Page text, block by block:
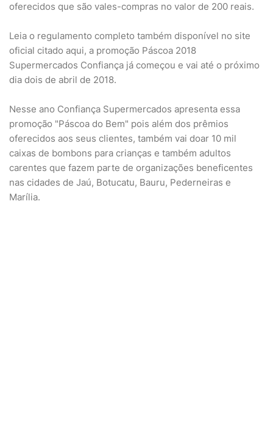
oferecidos que são vales-compras no valor de 200 reais.
Leia o regulamento completo também disponível no site
oficial citado aqui, a promoção Páscoa 2018
Supermercados Confiança já começou e vai até o próximo
dia dois de abril de 2018.
Nesse ano Confiança Supermercados apresenta essa
promoção "Páscoa do Bem" pois além dos prêmios
oferecidos aos seus clientes, também vai doar 10 mil
caixas de bombons para crianças e também adultos
carentes que fazem parte de organizações beneficentes
nas cidades de Jaú, Botucatu, Bauru, Pederneiras e
Marília.